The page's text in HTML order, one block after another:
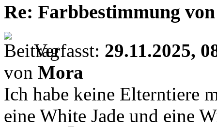
Re: Farbbestimmung
Verfasst: 29.11.2025,
von Mora
Ich habe keine Elterntiere
eine White Jade und eine